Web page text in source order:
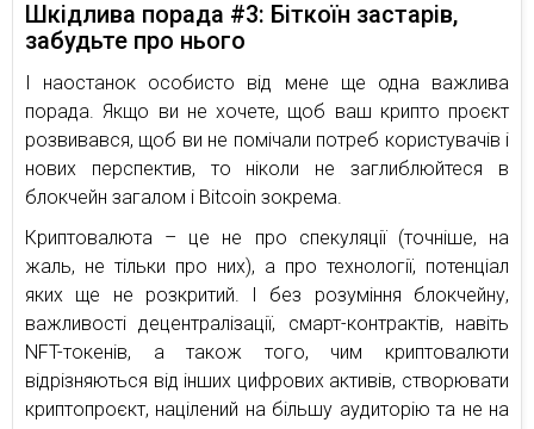
Шкідлива порада #3: Біткоїн застарів,
забудьте про нього
І наостанок особисто від мене ще одна важлива
порада. Якщо ви не хочете, щоб ваш крипто проєкт
розвивався, щоб ви не помічали потреб користувачів і
нових перспектив, то ніколи не заглиблюйтеся в
блокчейн загалом і Bitcoin зокрема.
Криптовалюта – це не про спекуляції (точніше, на
жаль, не тільки про них), а про технології, потенціал
яких ще не розкритий. І без розуміння блокчейну,
важливості децентралізації, смарт-контрактів, навіть
NFT-токенів, а також того, чим криптовалюти
відрізняються від інших цифрових активів, створювати
криптопроєкт, націлений на більшу аудиторію та не на